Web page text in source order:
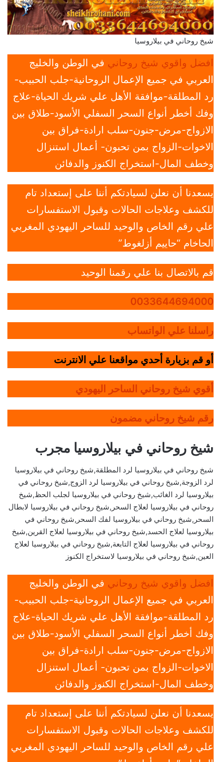
شيخ روحاني في بيلاروسيا
افضل واقوي شيخ روحاني في الوطن والخليج
العربي في جميع الإعمال الروحانية-جلب الحبيب-
رد المطلقة-موافقة الأهل علي شريك الحياة-علاج
وفك أخطر أنواع السحر السفلي الأسود-طلاق بين
الازواج-مرض-جنون-سلب ارادة-فراق بين
الاخوات-الزواج بمن تحبون- أعمال استنزال
وخطف المال-استخراج الكنوز والدفائن
يسعدنا أن نعلن لسيادتكم أننا على إستعداد تام
للكشف وعلاجات الحالات وقبول الاستفسارات
علي رقم الخاص والوحيد للساحر اليهودي المغربي
الحاخام “حاييم أزلغوط”
قم بالاتصال بنا علي رقمنا الوحيد
0033644694000
راسلنا علي الواتساب
أو قم بزيارة أحدي مواقعنا علي الانترنت
أقوي شيخ روحاني الساحر اليهودي
رقم شيخ روحاني مضمون
شيخ روحاني في بيلاروسيا مجرب
شيخ روحاني في بيلاروسيا لرد المطلقة,شيخ روحاني في بيلاروسيا
لرد الزوجة,شيخ روحاني في بيلاروسيا لرد الزوج,شيخ روحاني في
بيلاروسيا لرد الغائب,شيخ روحاني في بيلاروسيا لجلب الحظ,شيخ
روحاني في بيلاروسيا لعلاج السحر,شيخ روحاني في بيلاروسيا لابطال
السحر,شيخ روحاني في بيلاروسيا لفك السحر,شيخ روحاني في
بيلاروسيا لعلاج الحسد,شيخ روحاني في بيلاروسيا لعلاج القرين,شيخ
روحاني في بيلاروسيا لعلاج التابعة,شيخ روحاني في بيلاروسيا لعلاج
العين,شيخ روحاني في بيلاروسيا لاستخراج الكنوز
افضل واقوي شيخ روحاني في الوطن والخليج
العربي في جميع الإعمال الروحانية-جلب الحبيب-
رد المطلقة-موافقة الأهل علي شريك الحياة-علاج
وفك أخطر أنواع السحر السفلي الأسود-طلاق بين
الازواج-مرض-جنون-سلب ارادة-فراق بين
الاخوات-الزواج بمن تحبون- أعمال استنزال
وخطف المال-استخراج الكنوز والدفائن
يسعدنا أن نعلن لسيادتكم أننا على إستعداد تام
للكشف وعلاجات الحالات وقبول الاستفسارات
علي رقم الخاص والوحيد للساحر اليهودي المغربي